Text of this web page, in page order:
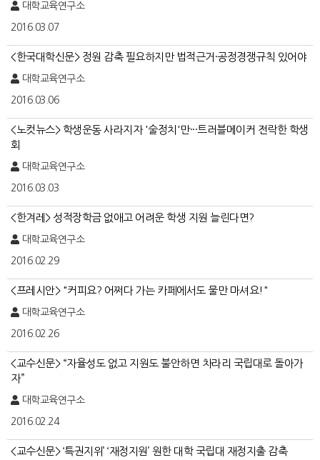
대학교육연구소
2016.03.07
<한국대학신문> 정원 감축 필요하지만 법적근거·공정경쟁규칙 있어야
대학교육연구소
2016.03.06
<노컷뉴스> 학생운동 사라지자 '술정치'만···트러블메이커 전락한 학생
회
대학교육연구소
2016.03.03
<한겨레> 성적장학금 없애고 어려운 학생 지원 늘린다면?
대학교육연구소
2016.02.29
<프레시안> "커피요? 어쩌다 가는 카페에서도 물만 마셔요!"
대학교육연구소
2016.02.26
<교수신문> “자율성도 없고 지원도 불안하면 차라리 국립대로 돌아가
자”
대학교육연구소
2016.02.24
<교수신문> ‘특권지위’ ‘재정지원’ 원한 대학 국립대 재정지출 감축